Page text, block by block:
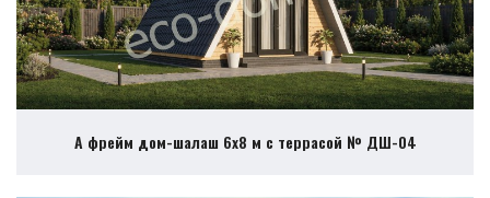
А фрейм дом-шалаш 6х8 м с террасой № ДШ-04